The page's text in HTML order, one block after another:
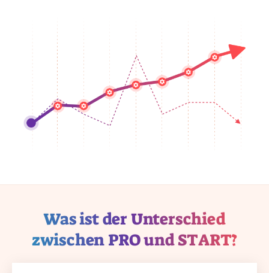
Was ist der Unterschied
zwischen PRO und START?